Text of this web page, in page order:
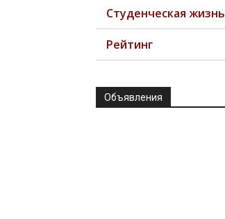
Студенческая жизнь
Рейтинг
Объявления